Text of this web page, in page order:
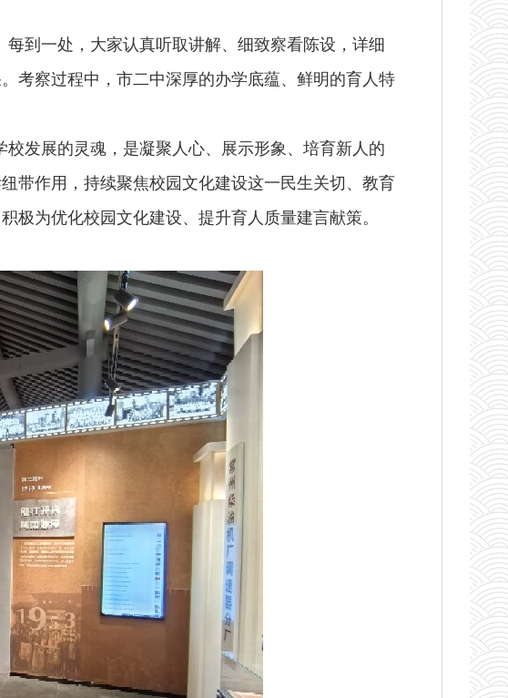
到一处，大家认真听取讲解、细致察看陈设，详细
考察过程中，市二中深厚的办学底蕴、鲜明的育人特
发展的灵魂，是凝聚人心、展示形象、培育新人的
带作用，持续聚焦校园文化建设这一民生关切、教育
极为优化校园文化建设、提升育人质量建言献策。